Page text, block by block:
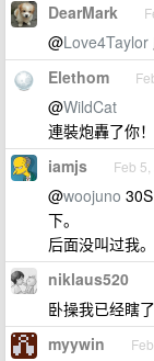
DearMark
@Love4Taylor
Elethom
@WildCat
連裝炮轟了你！
iamjs Feb
@woojuno
下。
后面没叫过我。
niklaus520
卧操我已经瞎
myywin